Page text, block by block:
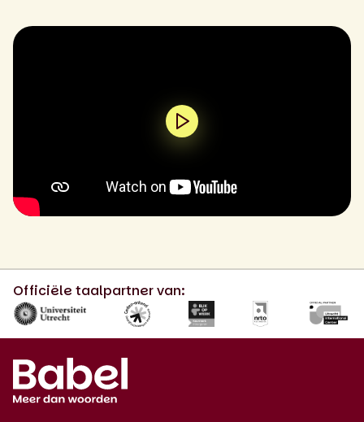
0:00 / 1:47
Officiële taalpartner van: